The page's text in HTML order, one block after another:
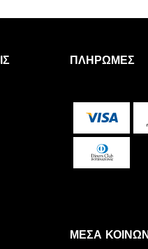
ΠΛΗΡΩΜΈΣ
ΜΈΣΑ